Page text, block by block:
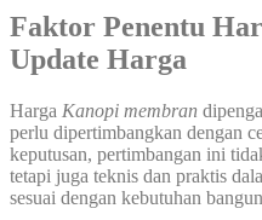
Faktor Penentu
Update Harga
Harga Kanopi membran
perlu dipertimbangkan dengan
keputusan, pertimbangan ini
tetapi juga teknis dan praktis
sesuai dengan kebutuhan